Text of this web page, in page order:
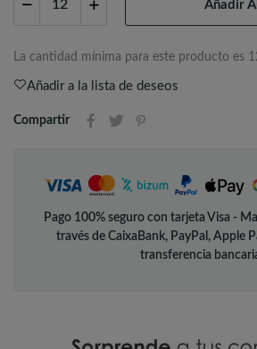
Añadir
La cantidad mínima para este producto es
Añadir a la lista de deseos
Compartir
Pago 100% seguro con tarjeta Visa -
través de CaixaBank, PayPal, Apple
transferencia